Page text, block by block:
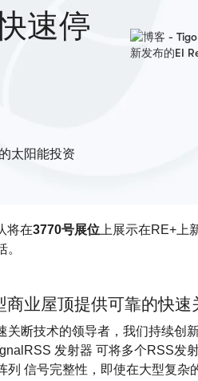
速停
太阳能投资
将在3770号展位上展示在RE+上
。
商业屋顶提供可靠的快速
关断技术的领导者，我们持续创
发射器 可将多个RSS发
列 信号完整性，即使在大型复